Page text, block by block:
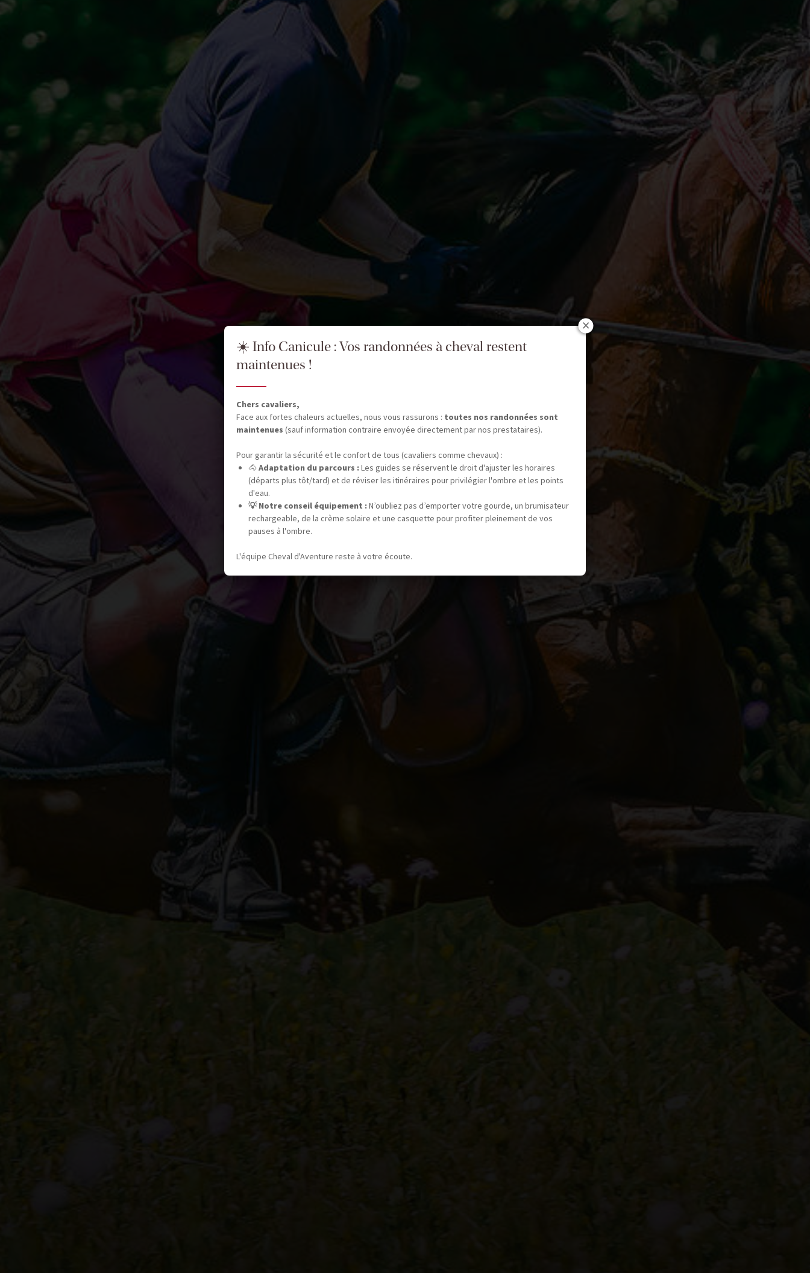
☀️ Info Canicule : Vos randonnées à cheval restent
maintenues !
Chers cavaliers,
Face aux fortes chaleurs actuelles, nous vous rassurons : toutes nos randonnées sont
maintenues (sauf information contraire envoyée directement par nos prestataires).
Pour garantir la sécurité et le confort de tous (cavaliers comme chevaux) :
🐴 Adaptation du parcours :Les guides se réservent le droit d'ajuster les horaires
(départs plus tôt/tard) et de réviser les itinéraires pour privilégier l'ombre et les points
d'eau.
💡 Notre conseil équipement :N’oubliez pas d’emporter votre gourde, un brumisateur
rechargeable, de la crème solaire et une casquette pour profiter pleinement de vos
pauses à l'ombre.
L'équipe Cheval d'Aventure reste à votre écoute.